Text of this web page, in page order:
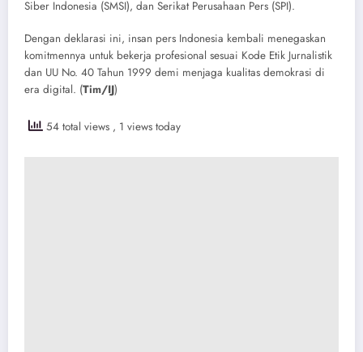
Siber Indonesia (SMSI), dan Serikat Perusahaan Pers (SPI).
Dengan deklarasi ini, insan pers Indonesia kembali menegaskan
komitmennya untuk bekerja profesional sesuai Kode Etik Jurnalistik
dan UU No. 40 Tahun 1999 demi menjaga kualitas demokrasi di
era digital. (Tim/IJ)
54 total views , 1 views today